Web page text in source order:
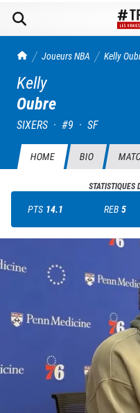
TrashTalk Actu NBA
Joueurs NBA Kelly
Kelly
Oubre
SIXERS · #9 · SF
HOME BIO
STATISTIQUES
PTS 14.1 REB 5